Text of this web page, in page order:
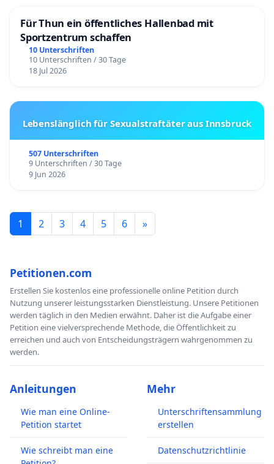
Für Thun ein öffentliches Hallenbad mit
Sportzentrum schaffen
10 Unterschriften
10 Unterschriften / 30 Tage
18 Jul 2026
Lebenslänglich für Sexualstraftäter aus Innsbruck
507 Unterschriften
9 Unterschriften / 30 Tage
9 Jun 2026
1 2 3 4 5 6 »
Petitionen.com
Erstellen Sie kostenlos eine professionelle online Petition durch
Nutzung unserer leistungsstarken Dienstleistung. Unsere Petitionen
werden täglich in den Medien erwähnt. Daher ist die Aufgabe einer
Petition eine vielversprechende Methode, die Öffentlichkeit zu
erreichen und auch von Entscheidungsträgern wahrgenommen zu
werden.
Anleitungen
Wie man eine Online-
Petition startet
Wie schreibt man eine
Mehr
Unterschriftensammlung
erstellen
Datenschutzrichtlinie